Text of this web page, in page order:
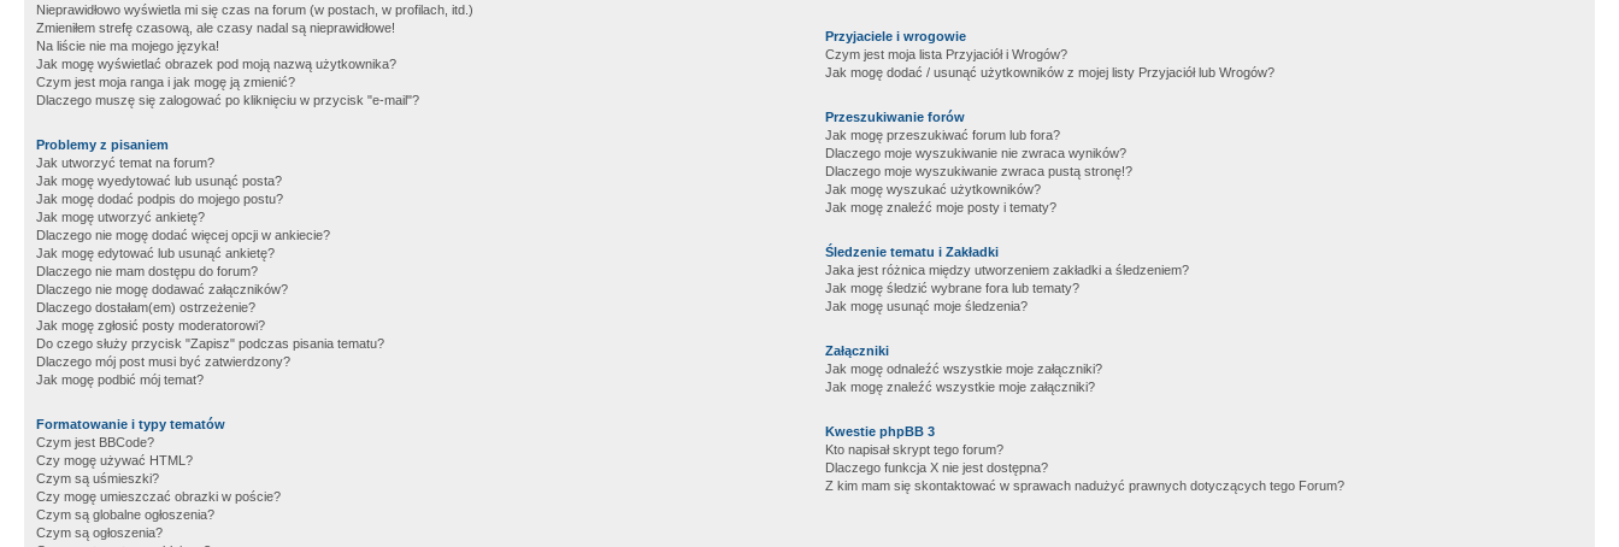
Nieprawidłowo wyświetla mi się czas na forum (w postach, w profilach, itd.)
Zmieniłem strefę czasową, ale czasy nadal są nieprawidłowe!
Na liście nie ma mojego języka!
Jak mogę wyświetlać obrazek pod moją nazwą użytkownika?
Czym jest moja ranga i jak mogę ją zmienić?
Dlaczego muszę się zalogować po kliknięciu w przycisk "e-mail"?
Problemy z pisaniem
Jak utworzyć temat na forum?
Jak mogę wyedytować lub usunąć posta?
Jak mogę dodać podpis do mojego postu?
Jak mogę utworzyć ankietę?
Dlaczego nie mogę dodać więcej opcji w ankiecie?
Jak mogę edytować lub usunąć ankietę?
Dlaczego nie mam dostępu do forum?
Dlaczego nie mogę dodawać załączników?
Dlaczego dostałam(em) ostrzeżenie?
Jak mogę zgłosić posty moderatorowi?
Do czego służy przycisk "Zapisz" podczas pisania tematu?
Dlaczego mój post musi być zatwierdzony?
Jak mogę podbić mój temat?
Formatowanie i typy tematów
Czym jest BBCode?
Czy mogę używać HTML?
Czym są uśmieszki?
Czy mogę umieszczać obrazki w poście?
Czym są globalne ogłoszenia?
Czym są ogłoszenia?
Przyjaciele i wrogowie
Czym jest moja lista Przyjaciół i Wrogów?
Jak mogę dodać / usunąć użytkowników z mojej listy Przyjaciół lub Wrogów?
Przeszukiwanie forów
Jak mogę przeszukiwać forum lub fora?
Dlaczego moje wyszukiwanie nie zwraca wyników?
Dlaczego moje wyszukiwanie zwraca pustą stronę!?
Jak mogę wyszukać użytkowników?
Jak mogę znaleźć moje posty i tematy?
Śledzenie tematu i Zakładki
Jaka jest różnica między utworzeniem zakładki a śledzeniem?
Jak mogę śledzić wybrane fora lub tematy?
Jak mogę usunąć moje śledzenia?
Załączniki
Jak mogę odnaleźć wszystkie moje załączniki?
Jak mogę znaleźć wszystkie moje załączniki?
Kwestie phpBB 3
Kto napisał skrypt tego forum?
Dlaczego funkcja X nie jest dostępna?
Z kim mam się skontaktować w sprawach nadużyć prawnych dotyczących tego Forum?